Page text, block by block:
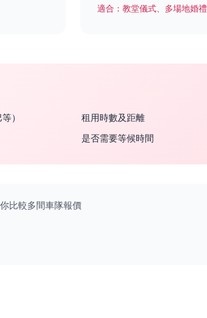
適合： 教堂儀式、多場地婚禮
）
租用時數及距離
是否需要等候時間
比較多間車隊報價